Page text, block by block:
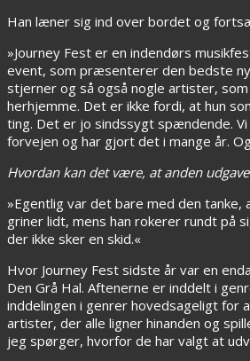
Han læner sig ind over bordet og
»Journey Fest er en indendørs
event, som præsenterer den bedste
stjerner og så også nogle artister,
herhjemme. Det er ikke fordi, at hun
ting. Det er jo sindssygt spændende.
forvejen og har gjort det i mange år.
Hvordan kan det være, at anden
»Egentlig var det bare med den
griner lidt, mens han rokerer rundt på
der ikke sker en skid.«
Hvor Journey Fest sidste år var en
Den Grå Hal. Aftenerne er inddelt i
inddelingen i genrer hovedsageligt for
artister, der alle ligner hinanden og
jeg spørger, hvorfor de har valgt at